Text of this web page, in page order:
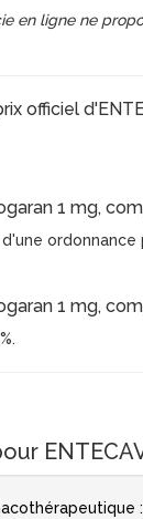
en ligne ne
officiel
1 mg,
d'une
1 mg,